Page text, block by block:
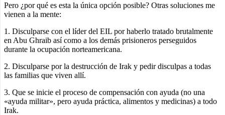
Pero ¿por qué es esta la única opción posible? Otras soluciones me
vienen a la mente:
1. Disculparse con el líder del EIL por haberlo tratado brutalmente
en Abu Ghraib así como a los demás prisioneros perseguidos
durante la ocupación norteamericana.
2. Disculparse por la destrucción de Irak y pedir disculpas a todas
las familias que viven allí.
3. Que se inicie el proceso de compensación con ayuda (no una
«ayuda militar», pero ayuda práctica, alimentos y medicinas) a todo
Irak.